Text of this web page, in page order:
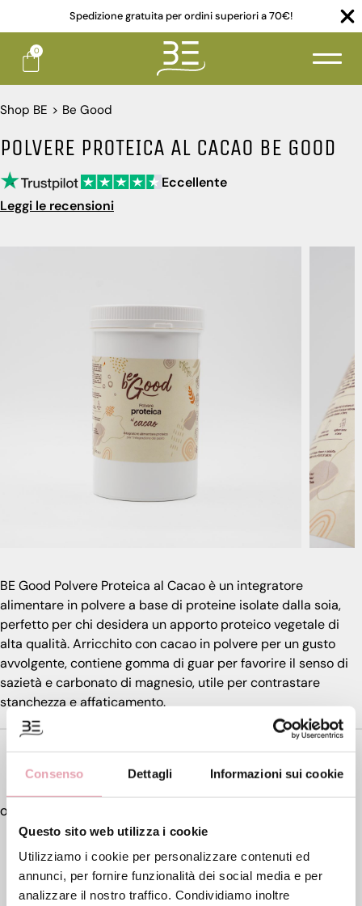
Consenso Dettagli Informazioni sui cookie
Questo sito web utilizza i cookie
Utilizziamo i cookie per personalizzare contenuti ed
annunci, per fornire funzionalità dei social media e per
analizzare il nostro traffico. Condividiamo inoltre
Spedizione gratuita per ordini superiori a 70€!
0
Shop BE > Be Good
POLVERE PROTEICA AL CACAO BE GOOD
Eccellente
Leggi le recensioni
BE Good Polvere Proteica al Cacao è un integratore
alimentare in polvere a base di proteine isolate dalla soia,
perfetto per chi desidera un apporto proteico vegetale di
alta qualità. Arricchito con cacao in polvere per un gusto
avvolgente, contiene gomma di guar per favorire il senso di
sazietà e carbonato di magnesio, utile per contrastare
stanchezza e affaticamento.
€ 56, 00